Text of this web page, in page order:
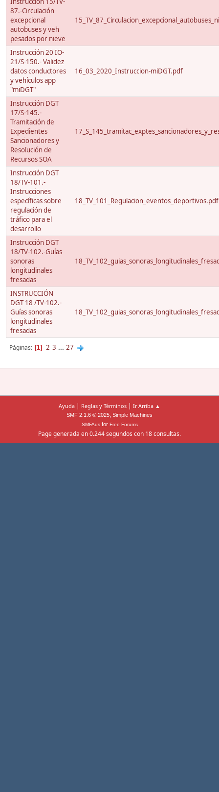
87.-Circulación
excepcional
autobuses y veh
pesados por nieve
Instrucción 20 IO-
21/S-150.- Validez
datos conductores
y vehículos app
"miDGT"
16_03_2020_Instruccion-miDGT.pdf
Instrucción DGT
17/S-145.-
Tramitación de
Expedientes
Sancionadores y
Resolución de
Recursos SOA
Instrucción DGT
18/TV-101.-
Instrucciones
específicas sobre
regulación de
tráfico para el
desarrollo
18_TV_101_Regulacion_eventos_deportivos.pdf
Instrucción DGT
18/TV-102.-Guías
sonoras
longitudinales
fresadas
INSTRUCCIÓN
DGT 18 /TV-102.-
Guías sonoras
longitudinales
fresadas
Páginas 1 2 3 ... 27
Ayuda | Reglas y Términos | Ir Arriba ▲
SMF 2.1.6 © 2025, Simple Machines
SMFAdsfor Free Forums
Page generada en 0.244 segundos con 18 consultas.